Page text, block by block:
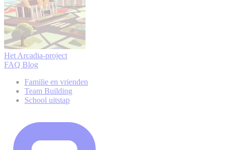
Het Arcadia-project
FAQ Blog
Familie en vrienden
Team Building
School uitstap